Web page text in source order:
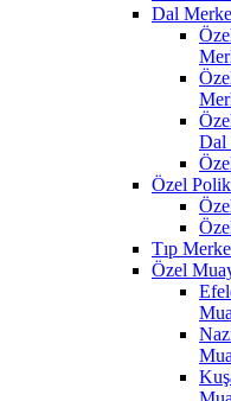
Dal
Dal
Özel
Tıp
Özel